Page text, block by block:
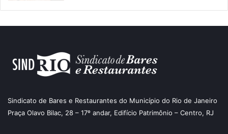
Sindicato de Bares e Restaurantes do Município do Rio de Janeiro
Praça Olavo Bilac, 28 – 17º andar, Edifício Patrimônio – Centro, RJ